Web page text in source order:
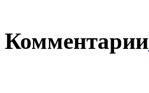
Комментарии